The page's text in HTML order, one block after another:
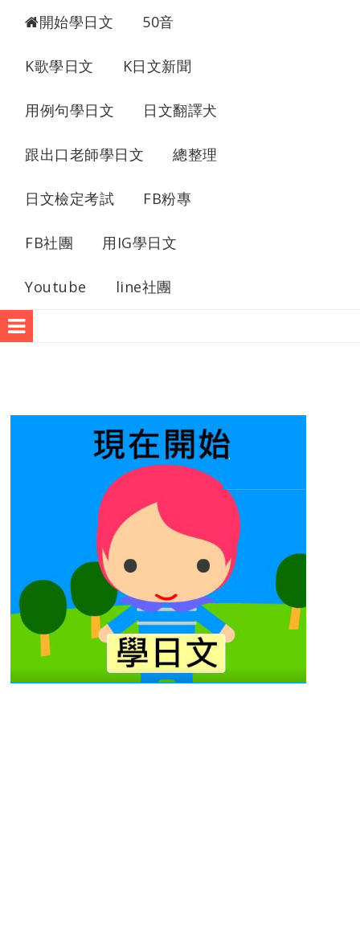
開始學日文 50音
K歌學日文 K日文新聞
用例句學日文 日文翻譯犬
跟出口老師學日文 總整理
日文檢定考試 FB粉專
FB社團 用IG學日文
Youtube line社團